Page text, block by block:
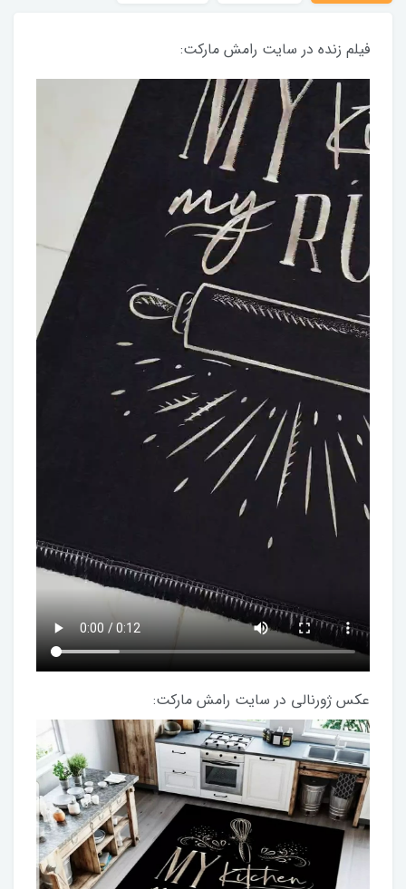
فیلم زنده در سایت رامش مارکت:
عکس ژورنالی در سایت رامش مارکت: